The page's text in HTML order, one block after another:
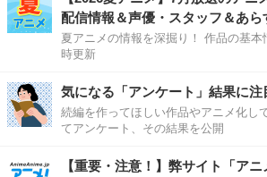
配信情報＆声優・スタッフ＆あら
夏アニメの情報を深掘り！ 作品の基
時更新
気になる「アンケート」結果に注
続編を作ってほしい作品やアニメ化し
てアンケート、その結果を公開
【重要・注意！】弊サイト「ア